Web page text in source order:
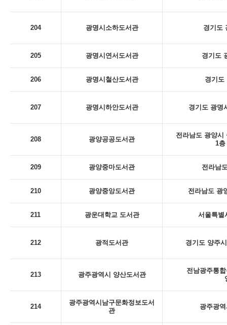
204 광명시소하도서관 경기도
205 광명시연서도서관 경기도
206 광명시철산도서관 경기도
207 광명시하안도서관 경기도 광명
208 광양공공도서관
전라남도 광양시
1층
209 광양중마도서관 전라남
210 광양중앙도서관 전라남도 광
211 광운대학교 도서관 서울특별
212 광적도서관 경기도 양주
213 광주광역시 양산도서관
전남광주통
214
광주광역시남구문화정보도서
관
광주광